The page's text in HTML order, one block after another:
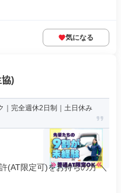
気になる
)
｜完全週休2日制｜土日休み
(AT限定可)をお持ちの方 ＼